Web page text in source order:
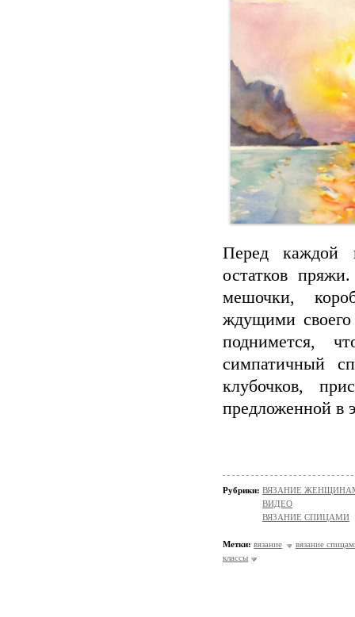
Перед каждой
остатков
мешочки,
ждущими
поднимется,
симпатичный
клубочков,
предложенной в
Рубрики: ВЯЗАНИЕ ЖЕНЩИНАМ/
ВИДЕО
ВЯЗАНИЕ СПИЦАМИ
Метки: вязание
вязание
классы